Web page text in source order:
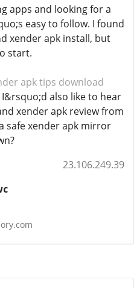
apps and looking for a
easy to follow. I found
xender apk install, but
start.
apk tips download
also like to hear
xender apk review from
safe xender apk mirror
23.106.249.39